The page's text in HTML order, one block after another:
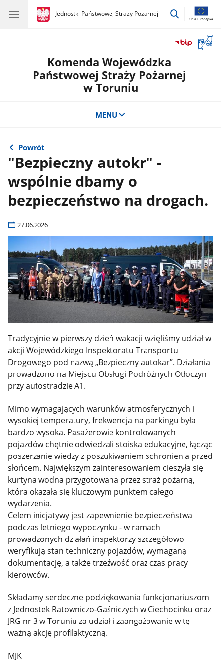
gov.pl
Jednostki Państwowej Straży Pożarnej
gov.pl
Jednostki
przejdź
okno
Komenda Wojewódzka
Państwowej Straży Pożarnej
w Toruniu
MENU
Powrót
"Bezpieczny autokr" -
wspólnie dbamy o
bezpieczeństwo na drogach.
27.06.2026
Tradycyjnie w pierwszy dzień wakacji wzięliśmy udział w
akcji Wojewódzkiego Inspektoratu Transportu
Drogowego pod nazwą „Bezpieczny autokar”. Działania
prowadzono na Miejscu Obsługi Podróżnych Otłoczyn
przy autostradzie A1.
Mimo wymagających warunków atmosferycznych i
wysokiej temperatury, frekwencja na parkingu była
bardzo wysoka. Pasażerowie kontrolowanych
pojazdów chętnie odwiedzali stoiska edukacyjne, łącząc
poszerzanie wiedzy z poszukiwaniem schronienia przed
słońcem. Największym zainteresowaniem cieszyła się
kurtyna wodna przygotowana przez straż pożarną,
która okazała się kluczowym punktem całego
wydarzenia.
Celem inicjatywy jest zapewnienie bezpieczeństwa
podczas letniego wypoczynku - w ramach
prowadzonych działań inspektorzy szczegółowo
weryfikują stan techniczny pojazdów, wymaganą
dokumentację, a także trzeźwość oraz czas pracy
kierowców.
Składamy serdeczne podziękowania funkcjonariuszom
z Jednostek Ratowniczo-Gaśniczych w Ciechocinku oraz
JRG nr 3 w Toruniu za udział i zaangażowanie w tę
ważną akcję profilaktyczną.
MJK